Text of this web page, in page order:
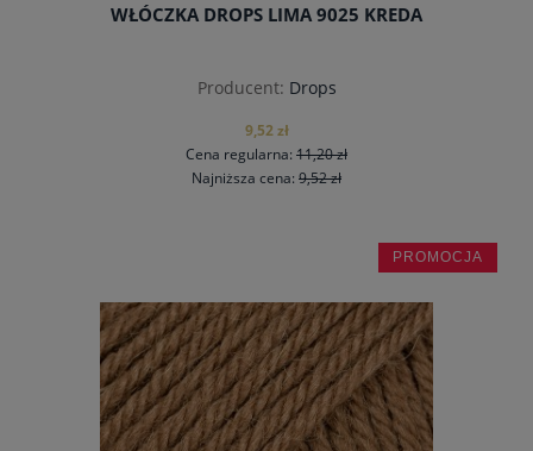
WŁÓCZKA DROPS LIMA 9025 KREDA
Producent: Drops
9,52 zł
Cena regularna: 11,20 zł
Najniższa cena: 9,52 zł
do koszyka
PROMOCJA